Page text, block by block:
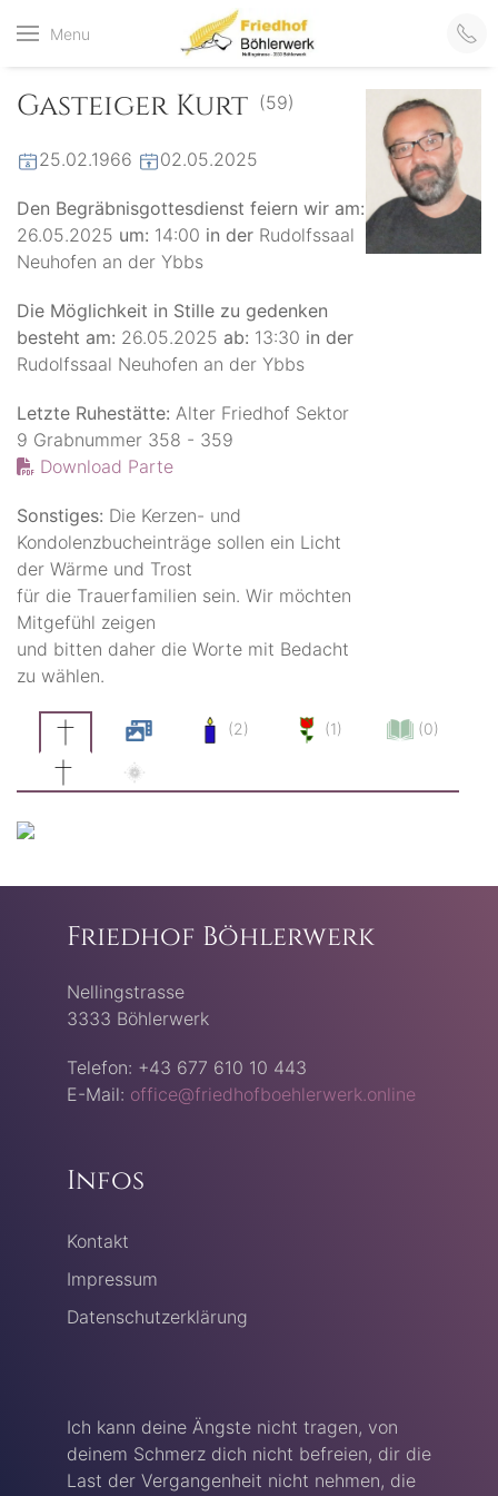
Menu
Friedhof
der virtuelle Friedhof
Gasteiger Kurt (59)
25.02.1966 02.05.2025
Den Begräbnisgottesdienst feiern wir am:
26.05.2025 um: 14:00 in der Rudolfssaal
Neuhofen an der Ybbs
Die Möglichkeit in Stille zu gedenken
besteht am: 26.05.2025 ab: 13:30 in der
Rudolfssaal Neuhofen an der Ybbs
Letzte Ruhestätte: Alter Friedhof Sektor
9 Grabnummer 358 - 359
Download Parte
Sonstiges: Die Kerzen- und
Kondolenzbucheinträge sollen ein Licht
der Wärme und Trost
für die Trauerfamilien sein. Wir möchten
Mitgefühl zeigen
und bitten daher die Worte mit Bedacht
zu wählen.
(2) (1) (0)
Friedhof Böhlerwerk
Nellingstrasse
3333 Böhlerwerk
Telefon: +43 677 610 10 443
E-Mail: office@friedhofboehlerwerk.online
Infos
Kontakt
Impressum
Datenschutzerklärung
Ich kann deine Ängste nicht tragen, von
deinem Schmerz dich nicht befreien, dir die
Last der Vergangenheit nicht nehmen, die